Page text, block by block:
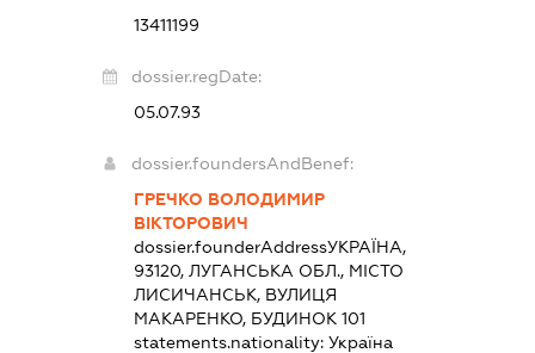
13411199
dossier.regDate:
05.07.93
dossier.foundersAndBenef:
ГРЕЧКО ВОЛОДИМИР
ВІКТОРОВИЧ
dossier.founderAddressУКРАЇНА,
93120, ЛУГАНСЬКА ОБЛ., МІСТО
ЛИСИЧАНСЬК, ВУЛИЦЯ
МАКАРЕНКО, БУДИНОК 101
statements.nationality: Україна